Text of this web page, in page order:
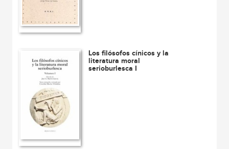
Los filósofos cínicos y la
literatura moral
serioburlesca I